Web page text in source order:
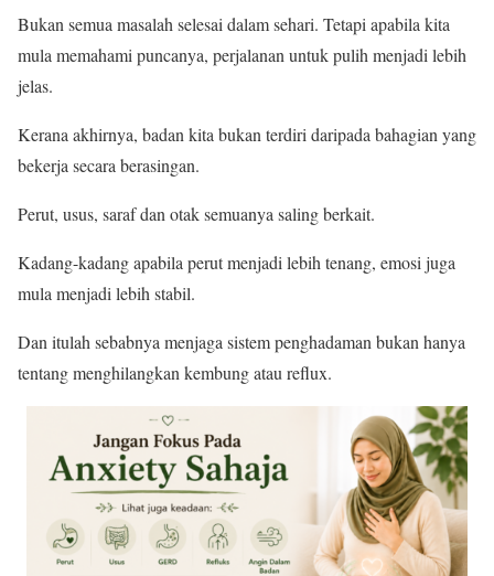
Bukan semua masalah selesai dalam sehari. Tetapi apabila kita
mula memahami puncanya, perjalanan untuk pulih menjadi lebih
jelas.
Kerana akhirnya, badan kita bukan terdiri daripada bahagian yang
bekerja secara berasingan.
Perut, usus, saraf dan otak semuanya saling berkait.
Kadang-kadang apabila perut menjadi lebih tenang, emosi juga
mula menjadi lebih stabil.
Dan itulah sebabnya menjaga sistem penghadaman bukan hanya
tentang menghilangkan kembung atau reflux.